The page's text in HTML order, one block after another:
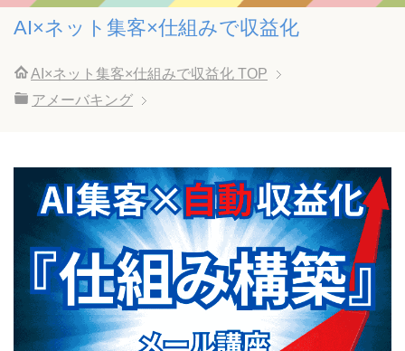
AI×ネット集客×仕組みで収益化
AI×ネット集客×仕組みで収益化 TOP
アメーバキング